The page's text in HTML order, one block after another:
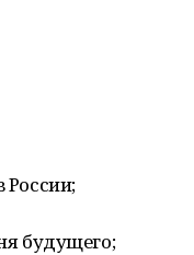
будущего;